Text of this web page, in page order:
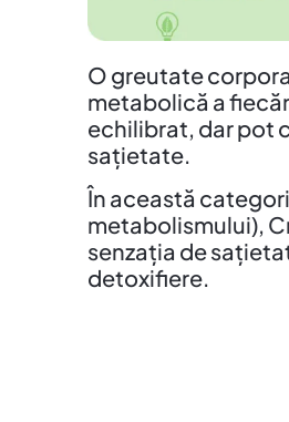
O greutate
metabolică a
echilibrat, dar pot
sațietate.
În această
metabolismului),
senzația de
detoxifiere.